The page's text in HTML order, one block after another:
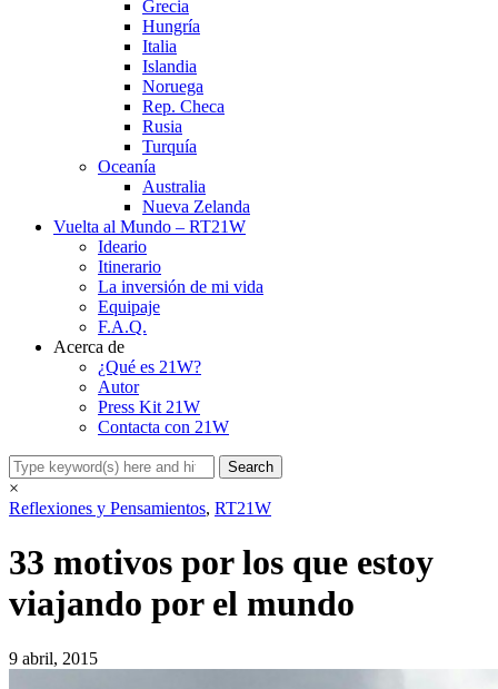
Grecia
Hungría
Italia
Islandia
Noruega
Rep. Checa
Rusia
Turquía
Oceanía
Australia
Nueva Zelanda
Vuelta al Mundo – RT21W
Ideario
Itinerario
La inversión de mi vida
Equipaje
F.A.Q.
Acerca de
¿Qué es 21W?
Autor
Press Kit 21W
Contacta con 21W
×
Reflexiones y Pensamientos, RT21W
33 motivos por los que estoy
viajando por el mundo
9 abril, 2015